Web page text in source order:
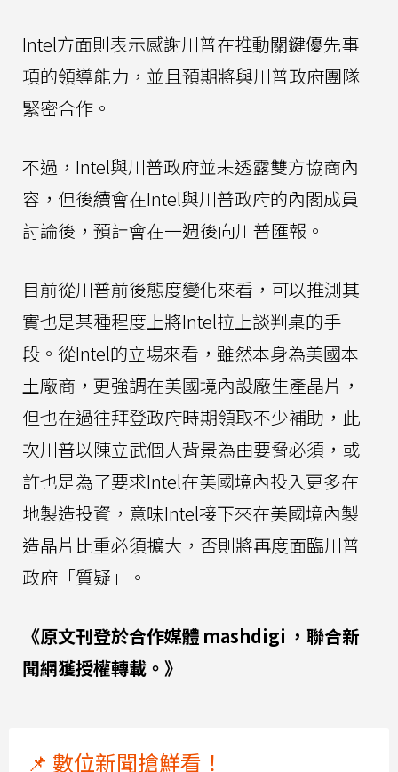
Intel方面則表示感謝川普在推動關鍵優先事
項的領導能力，並且預期將與川普政府團隊
緊密合作。
不過，Intel與川普政府並未透露雙方協商內
容，但後續會在Intel與川普政府的內閣成員
討論後，預計會在一週後向川普匯報。
目前從川普前後態度變化來看，可以推測其
實也是某種程度上將Intel拉上談判桌的手
段。從Intel的立場來看，雖然本身為美國本
土廠商，更強調在美國境內設廠生產晶片，
但也在過往拜登政府時期領取不少補助，此
次川普以陳立武個人背景為由要脅必須，或
許也是為了要求Intel在美國境內投入更多在
地製造投資，意味Intel接下來在美國境內製
造晶片比重必須擴大，否則將再度面臨川普
政府「質疑」。
《原文刊登於合作媒體 mashdigi ，聯合新
聞網獲授權轉載。》
📌 數位新聞搶鮮看！